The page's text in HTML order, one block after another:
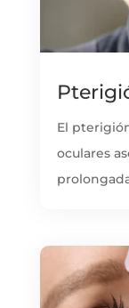
El
oculares